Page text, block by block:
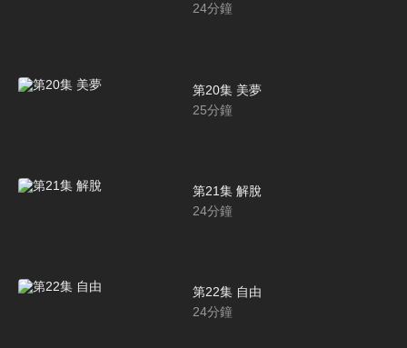
24分鐘
第20集 美夢
25分鐘
第21集 解脫
24分鐘
第22集 自由
24分鐘